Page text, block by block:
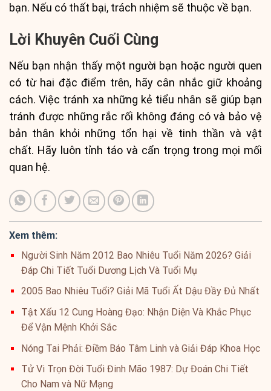
bạn. Nếu có thất bại, trách nhiệm sẽ thuộc về bạn.
Lời Khuyên Cuối Cùng
Nếu bạn nhận thấy một người bạn hoặc người quen
có từ hai đặc điểm trên, hãy cân nhắc giữ khoảng
cách. Việc tránh xa những kẻ tiểu nhân sẽ giúp bạn
tránh được những rắc rối không đáng có và bảo vệ
bản thân khỏi những tổn hại về tinh thần và vật
chất. Hãy luôn tỉnh táo và cẩn trọng trong mọi mối
quan hệ.
Xem thêm:
Người Sinh Năm 2012 Bao Nhiêu Tuổi Năm 2026? Giải
Đáp Chi Tiết Tuổi Dương Lịch Và Tuổi Mụ
2005 Bao Nhiêu Tuổi? Giải Mã Tuổi Ất Dậu Đầy Đủ Nhất
Tật Xấu 12 Cung Hoàng Đạo: Nhận Diện Và Khắc Phục
Để Vận Mệnh Khởi Sắc
Nóng Tai Phải: Điềm Báo Tâm Linh và Giải Đáp Khoa Học
Tử Vi Trọn Đời Tuổi Đinh Mão 1987: Dự Đoán Chi Tiết
Cho Nam và Nữ Mạng